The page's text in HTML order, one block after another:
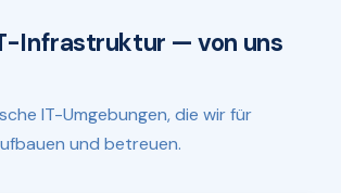
Infrastruktur — von uns
IT-Umgebungen, die wir für
und betreuen.